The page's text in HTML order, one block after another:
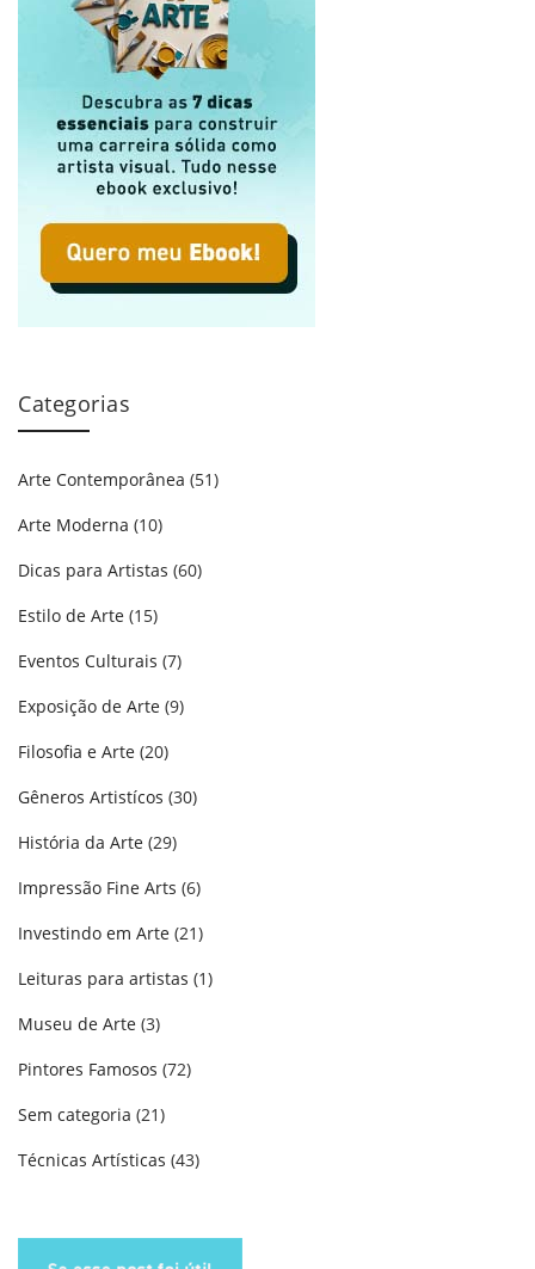
Categorias
Arte Contemporânea (51)
Arte Moderna (10)
Dicas para Artistas (60)
Estilo de Arte (15)
Eventos Culturais (7)
Exposição de Arte (9)
Filosofia e Arte (20)
Gêneros Artistícos (30)
História da Arte (29)
Impressão Fine Arts (6)
Investindo em Arte (21)
Leituras para artistas (1)
Museu de Arte (3)
Pintores Famosos (72)
Sem categoria (21)
Técnicas Artísticas (43)